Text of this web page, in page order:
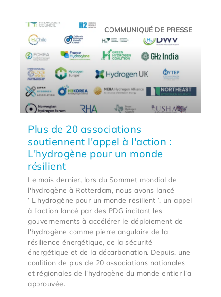
COMMUNIQUÉ DE PRESSE
Plus de 20 associations
soutiennent l'appel à l'action :
L'hydrogène pour un monde
résilient
Le mois dernier, lors du Sommet mondial de
l'hydrogène à Rotterdam, nous avons lancé
‘ L'hydrogène pour un monde résilient ’, un appel
à l'action lancé par des PDG incitant les
gouvernements à accélérer le déploiement de
l'hydrogène comme pierre angulaire de la
résilience énergétique, de la sécurité
énergétique et de la décarbonation. Depuis, une
coalition de plus de 20 associations nationales
et régionales de l'hydrogène du monde entier l'a
approuvée.